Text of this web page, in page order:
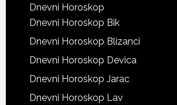
Dnevni Horoskop
Dnevni Horoskop Bik
Dnevni Horoskop Blizanci
Dnevni Horoskop Devica
Dnevni Horoskop Jarac
Dnevni Horoskop Lav